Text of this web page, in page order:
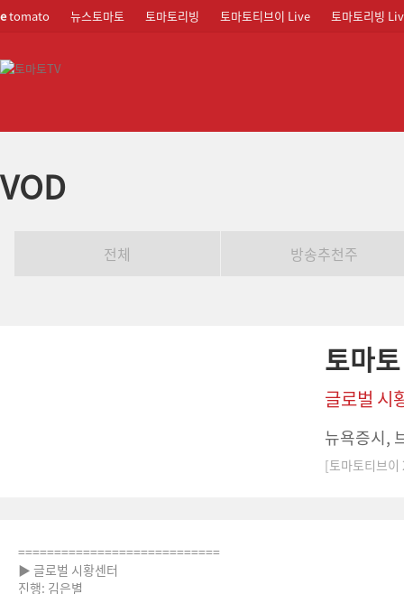
etomato 뉴스토마토 토마토리빙 토마토티브이 Live 토마토리빙
VOD
전체 방송추천주
토마
글로벌 시
뉴욕증시,
[토마토티브
============================
▶ 글로벌 시황센터
진행: 김은별